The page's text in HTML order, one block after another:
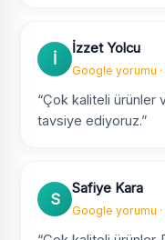
İ
İzzet Yolcu
Google
“Çok kaliteli ürünler
tavsiye ediyoruz.”
S
Safiye Kara
Google